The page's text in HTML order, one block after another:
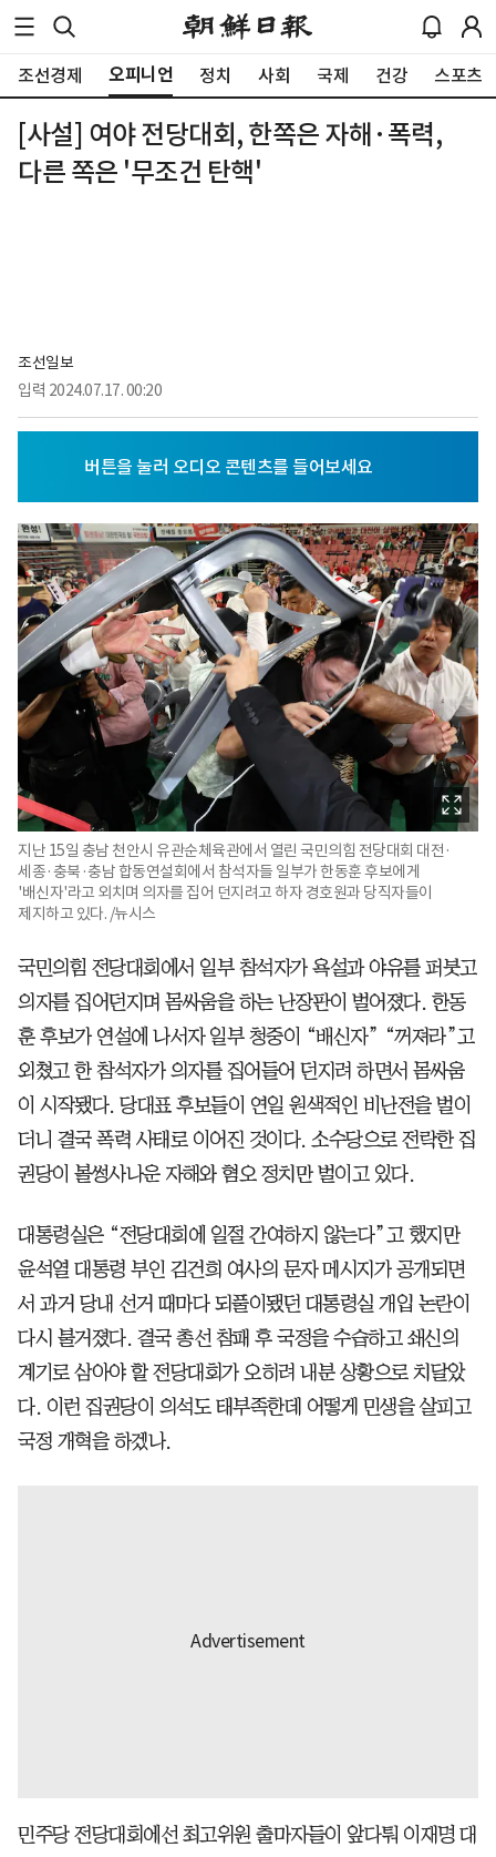
조선경제 오피니언 정치 사회 국제 건강 스포츠
[사설] 여야 전당대회, 한쪽은 자해·폭력,
다른 쪽은 '무조건 탄핵'
조선일보
입력 2024.07.17. 00:20
지난 15일 충남 천안시 유관순체육관에서 열린 국민의힘 전당대회 대전·
세종·충북·충남 합동연설회에서 참석자들 일부가 한동훈 후보에게
'배신자'라고 외치며 의자를 집어 던지려고 하자 경호원과 당직자들이
제지하고 있다. /뉴시스
국민의힘 전당대회에서 일부 참석자가 욕설과 야유를 퍼붓고
의자를 집어던지며 몸싸움을 하는 난장판이 벌어졌다. 한동
훈 후보가 연설에 나서자 일부 청중이 “배신자” “꺼져라”고
외쳤고 한 참석자가 의자를 집어들어 던지려 하면서 몸싸움
이 시작됐다. 당대표 후보들이 연일 원색적인 비난전을 벌이
더니 결국 폭력 사태로 이어진 것이다. 소수당으로 전락한 집
권당이 볼썽사나운 자해와 혐오 정치만 벌이고 있다.
대통령실은 “전당대회에 일절 간여하지 않는다”고 했지만
윤석열 대통령 부인 김건희 여사의 문자 메시지가 공개되면
서 과거 당내 선거 때마다 되풀이됐던 대통령실 개입 논란이
다시 불거졌다. 결국 총선 참패 후 국정을 수습하고 쇄신의
계기로 삼아야 할 전당대회가 오히려 내분 상황으로 치달았
다. 이런 집권당이 의석도 태부족한데 어떻게 민생을 살피고
국정 개혁을 하겠나.
민주당 전당대회에선 최고위원 출마자들이 앞다퉈 이재명 대